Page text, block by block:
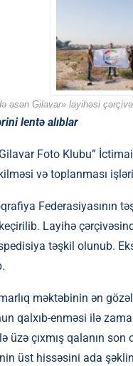
əsən Gilavar» layihəsi
lentə alıblar
Foto Klubu”
və toplanması
Federasiyasının
Layihə
təşkil olunub.
məktəbinin ən
qalxıb-enməsi ilə
çıxmış qalanın
üst hissəsini ada